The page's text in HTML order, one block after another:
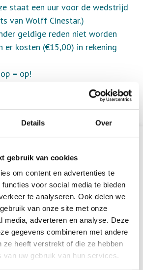
Details Over
gebruik van cookies
om content en advertenties te
voor social media te bieden
te analyseren. Ook delen we
van onze site met onze
media, adverteren en analyse. Deze
gegevens combineren met andere
ze heeft verstrekt of die ze hebben
van uw gebruik van hun services.
18 okt.
- 14:30
Grolsch Veste
& spel
staat een uur voor de wedstrijd
van Wolff Cinestar.)
geldige reden niet worden
er kosten (€15,00) in rekening
= op!
volgt er een informatiemail